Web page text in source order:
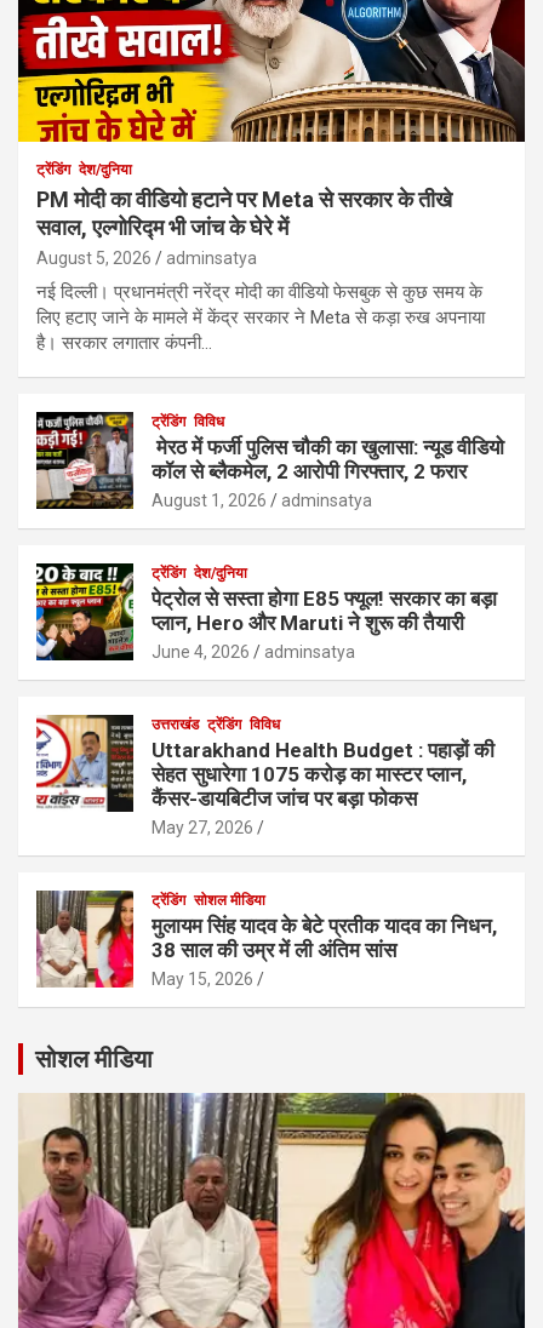
ट्रेंडिंग देश/दुनिया
PM मोदी का वीडियो हटाने पर Meta से सरकार के तीखे
सवाल, एल्गोरिद्म भी जांच के घेरे में
August 5, 2026 adminsatya
नई दिल्ली। प्रधानमंत्री नरेंद्र मोदी का वीडियो फेसबुक से कुछ समय के
लिए हटाए जाने के मामले में केंद्र सरकार ने Meta से कड़ा रुख अपनाया
है। सरकार लगातार कंपनी…
ट्रेंडिंग विविध
मेरठ में फर्जी पुलिस चौकी का खुलासा: न्यूड वीडियो
कॉल से ब्लैकमेल, 2 आरोपी गिरफ्तार, 2 फरार
August 1, 2026 adminsatya
ट्रेंडिंग देश/दुनिया
पेट्रोल से सस्ता होगा E85 फ्यूल! सरकार का बड़ा
प्लान, Hero और Maruti ने शुरू की तैयारी
June 4, 2026 adminsatya
उत्तराखंड ट्रेंडिंग विविध
Uttarakhand Health Budget : पहाड़ों की
सेहत सुधारेगा 1075 करोड़ का मास्टर प्लान,
कैंसर-डायबिटीज जांच पर बड़ा फोकस
May 27, 2026
ट्रेंडिंग सोशल मीडिया
मुलायम सिंह यादव के बेटे प्रतीक यादव का निधन,
38 साल की उम्र में ली अंतिम सांस
May 15, 2026
सोशल मीडिया